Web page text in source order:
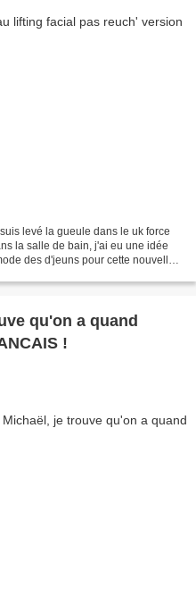
levé la gueule dans le uk force
la salle de bain, j'ai eu une idée
des d'jeuns pour cette nouvelle
qu'on a quand
!